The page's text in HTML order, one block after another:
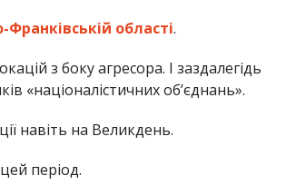
Франківській області.
з боку агресора. І заздалегідь
«націоналістичних об’єднань».
навіть на Великдень.
період.